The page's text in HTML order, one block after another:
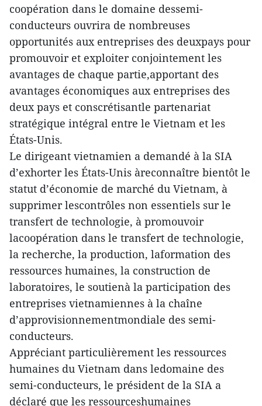
coopération dans le domaine dessemi-
conducteurs ouvrira de nombreuses
opportunités aux entreprises des deuxpays pour
promouvoir et exploiter conjointement les
avantages de chaque partie,apportant des
avantages économiques aux entreprises des
deux pays et conscrétisantle partenariat
stratégique intégral entre le Vietnam et les
États-Unis.
Le dirigeant vietnamien a demandé à la SIA
d’exhorter les États-Unis àreconnaître bientôt le
statut d’économie de marché du Vietnam, à
supprimer lescontrôles non essentiels sur le
transfert de technologie, à promouvoir
lacoopération dans le transfert de technologie,
la recherche, la production, laformation des
ressources humaines, la construction de
laboratoires, le soutienà la participation des
entreprises vietnamiennes à la chaîne
d’approvisionnementmondiale des semi-
conducteurs.
Appréciant particulièrement les ressources
humaines du Vietnam dans ledomaine des
semi-conducteurs, le président de la SIA a
déclaré que les ressourceshumaines